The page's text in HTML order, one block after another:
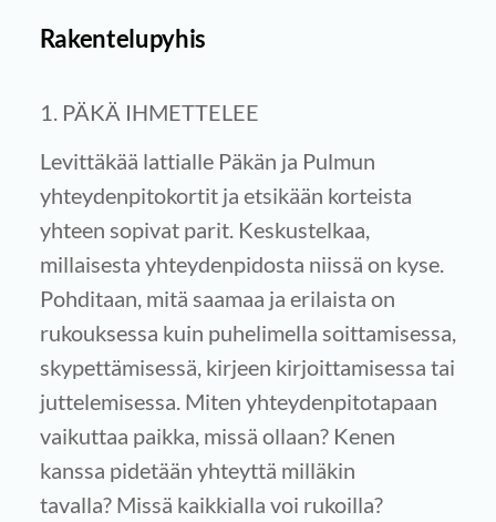
Rakentelupyhis
1. PÄKÄ IHMETTELEE
Levittäkää lattialle Päkän ja Pulmun
yhteydenpitokortit ja etsikään korteista
yhteen sopivat parit. Keskustelkaa,
millaisesta yhteydenpidosta niissä on kyse.
Pohditaan, mitä saamaa ja erilaista on
rukouksessa kuin puhelimella soittamisessa,
skypettämisessä, kirjeen kirjoittamisessa tai
juttelemisessa. Miten yhteydenpitotapaan
vaikuttaa paikka, missä ollaan? Kenen
kanssa pidetään yhteyttä milläkin
tavalla? Missä kaikkialla voi rukoilla?